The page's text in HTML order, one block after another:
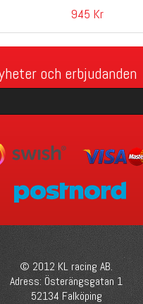
945 Kr
och erbjudanden
© 2012 KL racing AB.
Adress: Österängsgatan 1
52134 Falköping